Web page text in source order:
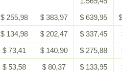
$ 255,98 $ 383,97 $ 639,95
$ 134,98 $ 202,47 $ 337,45
$ 73,41 $ 140,90 $ 275,88
$ 53,58 $ 80,37 $ 133,95